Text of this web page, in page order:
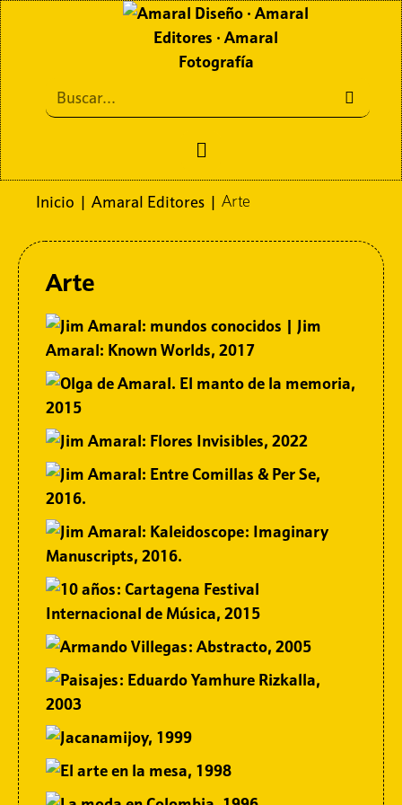
Inicio
Amaral Editores
Contacto
Políticas
Sitemap
Inicio | Amaral Editores | Arte
Arte